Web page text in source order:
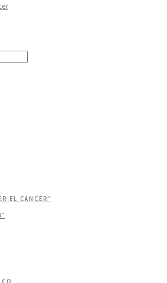
EL CÁNCER"